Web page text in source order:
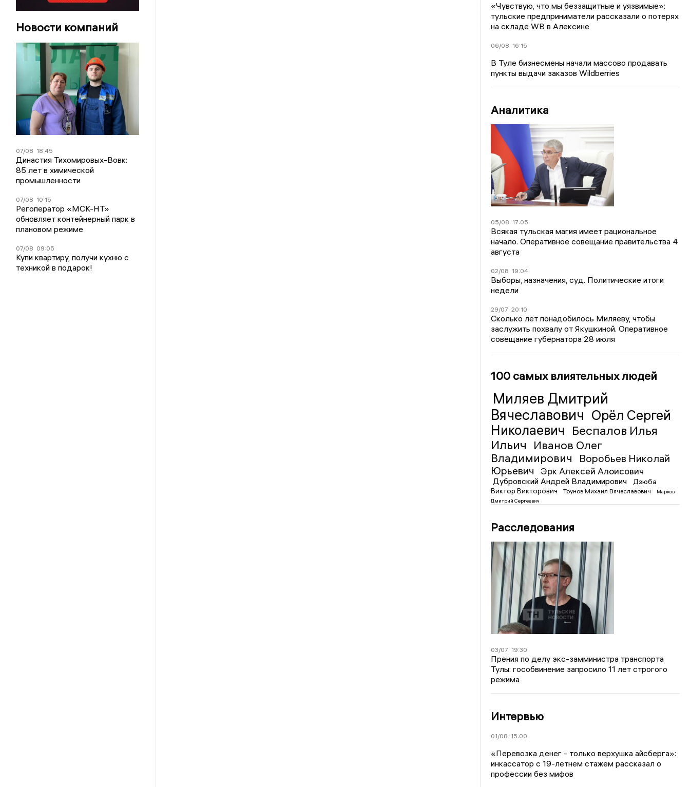
Новости компаний
07/08 18:45
Династия Тихомировых-Вовк:
85 лет в химической
промышленности
07/08 10:15
Регоператор «МСК-НТ»
обновляет контейнерный парк в
плановом режиме
07/08 09:05
Купи квартиру, получи кухню с
техникой в подарок!
«Чувствую, что мы беззащитные и уязвимые»:
тульские предприниматели рассказали о потерях
на складе WB в Алексине
06/08 16:15
В Туле бизнесмены начали массово продавать
пункты выдачи заказов Wildberries
Аналитика
05/08 17:05
Всякая тульская магия имеет рациональное
начало. Оперативное совещание правительства 4
августа
02/08 19:04
Выборы, назначения, суд. Политические итоги
недели
29/07 20:10
Сколько лет понадобилось Миляеву, чтобы
заслужить похвалу от Якушкиной. Оперативное
совещание губернатора 28 июля
100 самых влиятельных людей
Миляев Дмитрий
Вячеславович Орёл Сергей
Николаевич Беспалов Илья
Ильич
Иванов Олег
Владимирович
Воробьев Николай
Юрьевич
Эрк Алексей Алоисович
Дубровский Андрей Владимирович
Дзюба
Виктор Викторович
Трунов Михаил Вячеславович
Марков
Дмитрий Сергеевич
Расследования
03/07 19:30
Прения по делу экс-замминистра транспорта
Тулы: гособвинение запросило 11 лет строгого
режима
Интервью
01/08 15:00
«Перевозка денег - только верхушка айсберга»:
инкассатор с 19-летнем стажем рассказал о
профессии без мифов